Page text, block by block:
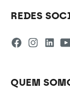
REDES
QUEM